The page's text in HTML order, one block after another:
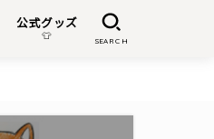
公式グッズ
👕 SEARCH